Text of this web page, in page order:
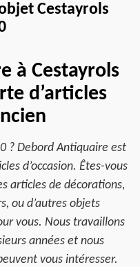
Cestayrols
à Cestayrols
d’articles
? Debord Antiquaire est
d’occasion. Êtes-vous
articles de décorations,
ou d’autres objets
vous. Nous travaillons
années et nous
vous intéresser.